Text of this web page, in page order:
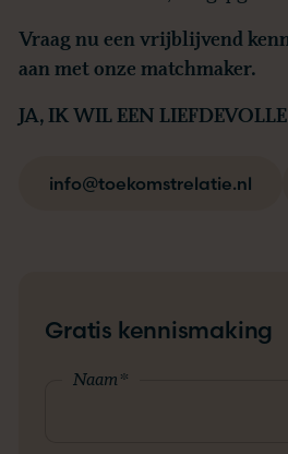
Vraag nu een vrijblijvend
aan met onze matchmaker.
JA, IK WIL EEN
info@toekomstrelatie.nl
Gratis kennismaking
Naam*